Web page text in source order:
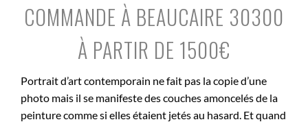
COMMANDE À BEAUCAIRE 30300
À PARTIR DE 1500€
Portrait d’art contemporain ne fait pas la copie d’une
photo mais il se manifeste des couches amoncelés de la
peinture comme si elles étaient jetés au hasard. Et quand